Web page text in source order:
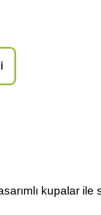
kupalar